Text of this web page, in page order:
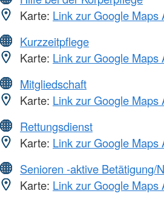
Karte: Link zur Google Maps
Kurzzeitpflege
Karte: Link zur Google Maps
Mitgliedschaft
Karte: Link zur Google Maps
Rettungsdienst
Karte: Link zur Google Maps
Senioren -aktive Betätigung/
Karte: Link zur Google Maps